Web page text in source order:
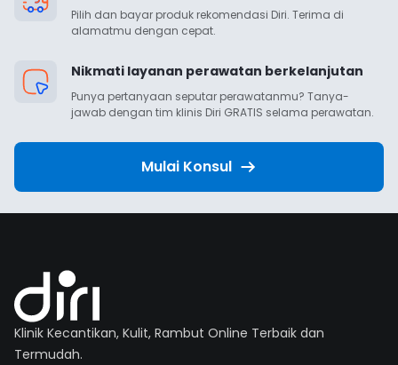
Pilih dan bayar produk rekomendasi Diri. Terima di
alamatmu dengan cepat.
Nikmati layanan perawatan berkelanjutan
Punya pertanyaan seputar perawatanmu? Tanya-
jawab dengan tim klinis Diri GRATIS selama perawatan.
Mulai Konsul
Klinik Kecantikan, Kulit, Rambut Online Terbaik dan
Termudah.